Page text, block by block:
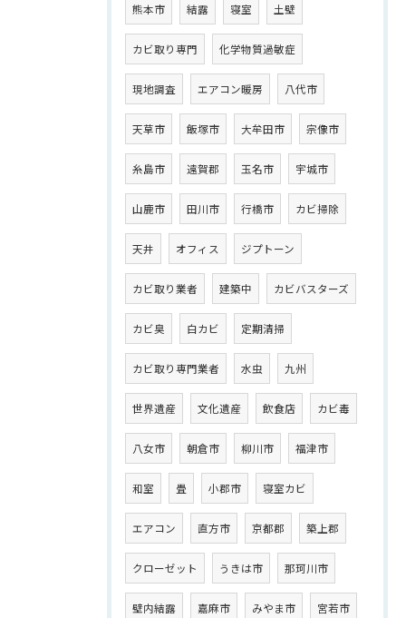
熊本市 結露 寝室 土壁
カビ取り専門 化学物質過敏症
現地調査 エアコン暖房 八代市
天草市 飯塚市 大牟田市 宗像市
糸島市 遠賀郡 玉名市 宇城市
山鹿市 田川市 行橋市 カビ掃除
天井 オフィス ジプトーン
カビ取り業者 建築中 カビバスターズ
カビ臭 白カビ 定期清掃
カビ取り専門業者 水虫 九州
世界遺産 文化遺産 飲食店 カビ毒
八女市 朝倉市 柳川市 福津市
和室 畳 小郡市 寝室カビ
エアコン 直方市 京都郡 築上郡
クローゼット うきは市 那珂川市
壁内結露 嘉麻市 みやま市 宮若市